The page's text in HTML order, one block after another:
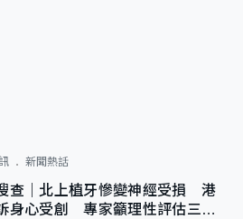
新聞熱話
查｜北上植牙慘變神經受損 港
身心受創 專家籲理性評估三大